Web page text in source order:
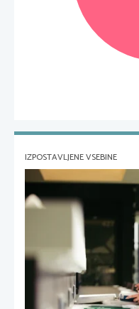
IZPOSTAVLJENE VSEBINE